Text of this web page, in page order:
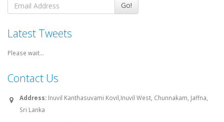
Go!
Latest Tweets
Please wait...
Contact Us
Address: Inuvil Kanthasuvami Kovil,Inuvil West, Chunnakam, Jaffna,
Sri Lanka